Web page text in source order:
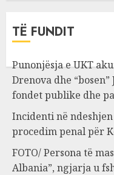
TË FUNDIT
Punonjësja e UKT
Drenova dhe
fondet publike dhe
Incidenti në
procedim penal për
FOTO/ Persona të
Albania”, ngjarja u